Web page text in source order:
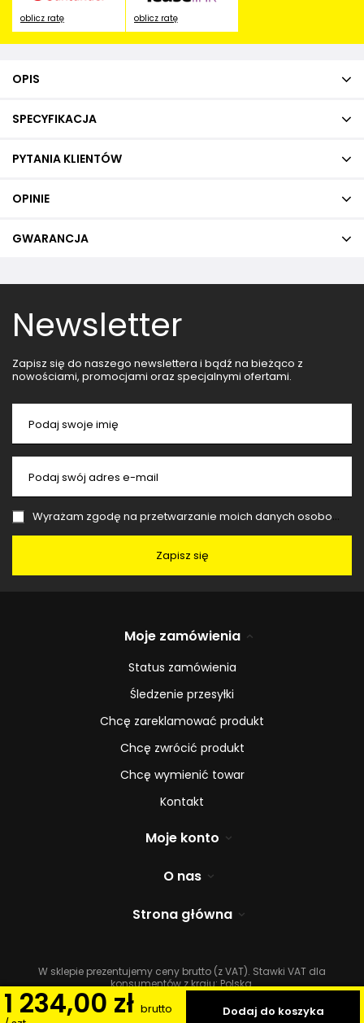
1 234,00 zł brutto
Dodaj do koszyka
oblicz ratę oblicz ratę
OPIS
SPECYFIKACJA
PYTANIA KLIENTÓW
OPINIE
GWARANCJA
Newsletter
Zapisz się do naszego newslettera i bądź na bieżąco z
nowościami, promocjami oraz specjalnymi ofertami.
Podaj swoje imię
Podaj swój adres e-mail
Wyrażam zgodę na przetwarzanie moich danych osobowych (adres e-mail) na potrzeby wysyłki newslettera z informacją handlową (marketing). Więcej w
Zapisz się
Moje zamówienia
Status zamówienia
Śledzenie przesyłki
Chcę zareklamować produkt
Chcę zwrócić produkt
Chcę wymienić towar
Kontakt
Moje konto
O nas
Strona główna
W sklepie prezentujemy ceny brutto (z VAT). Stawki VAT dla
konsumentów z kraju:Polska.